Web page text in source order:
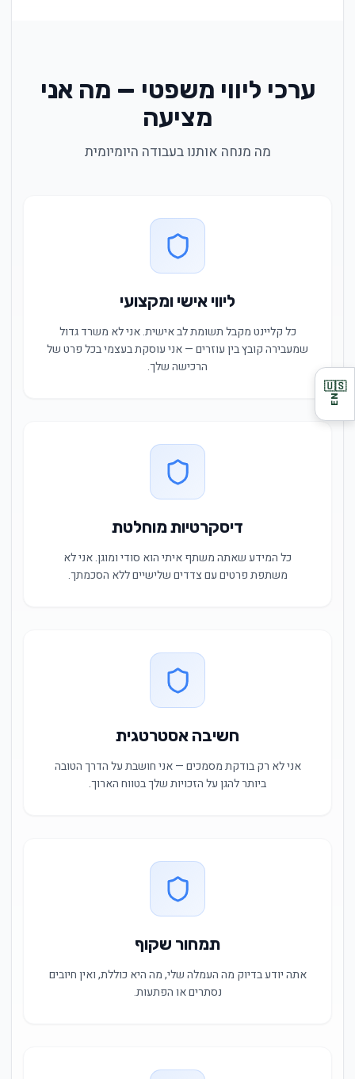
ערכי ליווי משפטי — מה אני
מציעה
מה מנחה אותנו בעבודה היומיומית
ליווי אישי ומקצועי
כל קליינט מקבל תשומת לב אישית. אני לא משרד גדול
שמעבירה קובץ בין עוזרים — אני עוסקת בעצמי בכל פרט של
הרכישה שלך.
דיסקרטיות מוחלטת
כל המידע שאתה משתף איתי הוא סודי ומוגן. אני לא
משתפת פרטים עם צדדים שלישיים ללא הסכמתך.
חשיבה אסטרטגית
אני לא רק בודקת מסמכים — אני חושבת על הדרך הטובה
ביותר להגן על הזכויות שלך בטווח הארוך.
תמחור שקוף
אתה יודע בדיוק מה העמלה שלי, מה היא כוללת, ואין חיובים
נסתרים או הפתעות.
🇺🇸
EN